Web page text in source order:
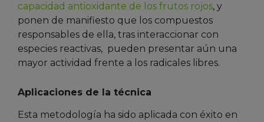
capacidad antioxidante de los frutos rojos, y
ponen de manifiesto que los compuestos
responsables de ella, tras interaccionar con
especies reactivas, pueden presentar aún una
mayor actividad frente a los radicales libres.
Aplicaciones de la técnica
Esta metodología ha sido aplicada con éxito en